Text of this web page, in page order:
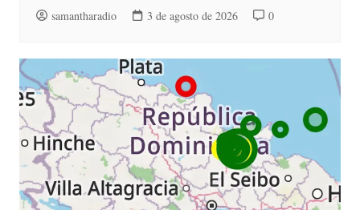
samantharadio 3 de agosto de 2026 0